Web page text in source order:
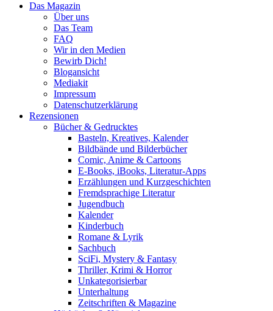
Das Magazin
Über uns
Das Team
FAQ
Wir in den Medien
Bewirb Dich!
Blogansicht
Mediakit
Impressum
Datenschutzerklärung
Rezensionen
Bücher & Gedrucktes
Basteln, Kreatives, Kalender
Bildbände und Bilderbücher
Comic, Anime & Cartoons
E-Books, iBooks, Literatur-Apps
Erzählungen und Kurzgeschichten
Fremdsprachige Literatur
Jugendbuch
Kalender
Kinderbuch
Romane & Lyrik
Sachbuch
SciFi, Mystery & Fantasy
Thriller, Krimi & Horror
Unkategorisierbar
Unterhaltung
Zeitschriften & Magazine